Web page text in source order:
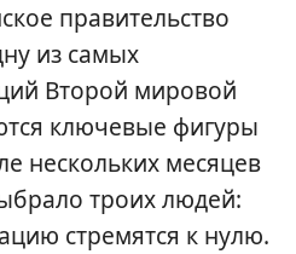
правительство
из самых
Второй мировой
ключевые фигуры
нескольких месяцев
троих людей:
стремятся к нулю.